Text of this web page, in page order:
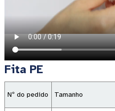
Fita PE
Nº do pedido Tamanho